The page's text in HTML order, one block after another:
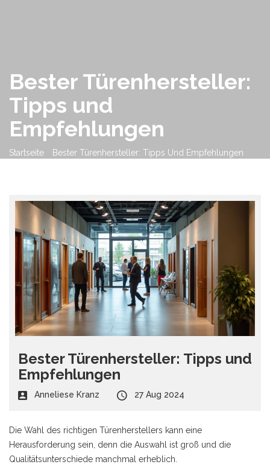
Bester Türenhersteller:
Tipps und
Empfehlungen
Startseite Bester Türenhersteller: Tipps Und Empfehlungen
Bester Türenhersteller: Tipps und
Empfehlungen
Anneliese Kranz 27 Aug 2024
Die Wahl des richtigen Türenherstellers kann eine
Herausforderung sein, denn die Auswahl ist groß und die
Qualitätsunterschiede manchmal erheblich.